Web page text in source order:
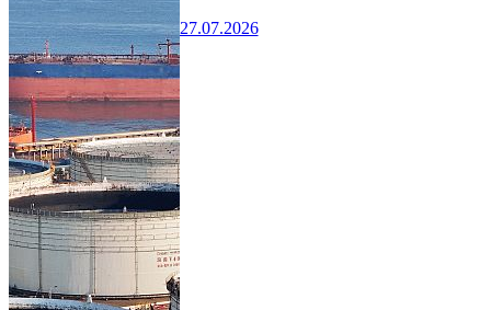
27.07.2026